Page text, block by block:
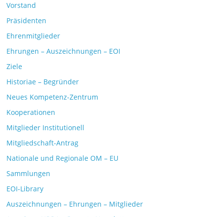
Vorstand
Präsidenten
Ehrenmitglieder
Ehrungen – Auszeichnungen – EOI
Ziele
Historiae – Begründer
Neues Kompetenz-Zentrum
Kooperationen
Mitglieder Institutionell
Mitgliedschaft-Antrag
Nationale und Regionale OM – EU
Sammlungen
EOI-Library
Auszeichnungen – Ehrungen – Mitglieder